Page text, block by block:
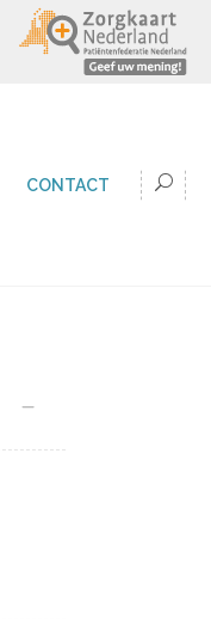
CONTACT